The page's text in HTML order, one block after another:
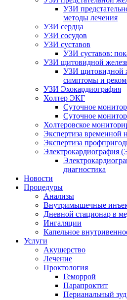
УЗИ
методы лечения
УЗИ сердца
УЗИ сосудов
УЗИ суставов
УЗИ суставов:
УЗИ щитовидной
УЗИ щитовидной
симптомы и
УЗИ Эхокардиография
Холтер ЭКГ
Суточное
Суточное
Холтеровское
Экспертиза временной
Экспертиза
Электрокардиография
диагностика
Новости
Процедуры
Анализы
Внутримышечные
Дневной стационар в
Ингаляции
Капельное
Услуги
Акушерство
Лечение
Проктология
Геморрой
Парапроктит
Перианальный зуд